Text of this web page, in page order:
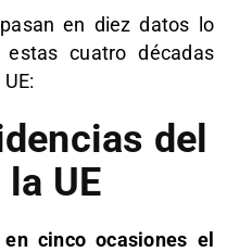
en diez datos lo
cuatro décadas
del
UE
cinco ocasiones el